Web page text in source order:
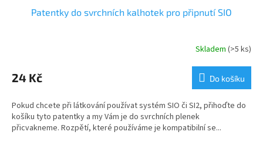
Patentky do svrchních kalhotek pro připnutí SIO
Skladem (>5 ks)
24 Kč Do košíku
Pokud chcete při látkování používat systém SIO či SI2, přihoďte do
košíku tyto patentky a my Vám je do svrchních plenek
přicvakneme. Rozpětí, které používáme je kompatibilní se...